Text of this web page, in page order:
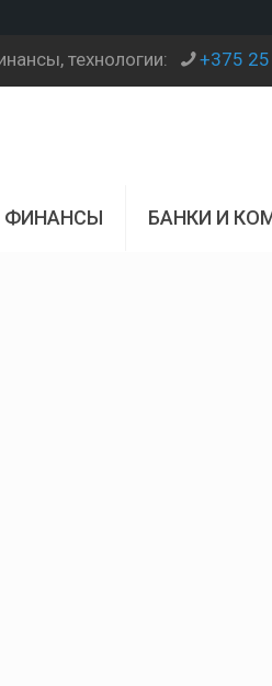
технологии: +375
ФИНАНСЫ БАНКИ И